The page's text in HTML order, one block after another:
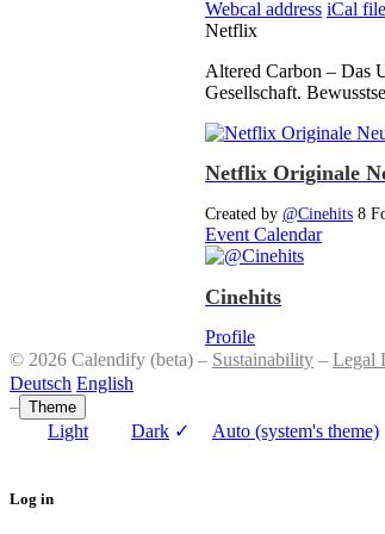
Webcal address iCal file
Netflix
Altered Carbon – Das
Gesellschaft.
Netflix Originale
Created by @Cinehits 8
Event Calendar
Cinehits
Profile
© 2026 Calendify (beta) – Sustainability – Legal
Deutsch English
– Theme
Light Dark ✓ Auto (system's theme)
Log in